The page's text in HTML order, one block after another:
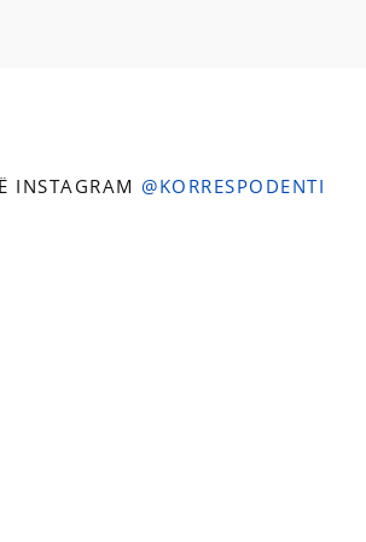
INSTAGRAM @KORRESPODENTI